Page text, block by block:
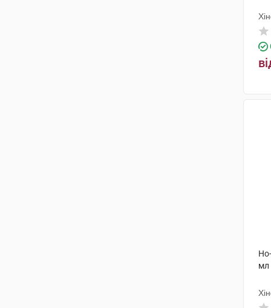
мл